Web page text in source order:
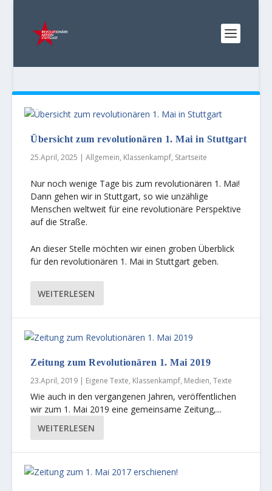
Übersicht zum revolutionären 1. Mai in Stuttgart
25.April, 2025 |Allgemein, Klassenkampf, Startseite
Nur noch wenige Tage bis zum revolutionären 1. Mai!
Dann gehen wir in Stuttgart, so wie unzählige
Menschen weltweit für eine revolutionäre Perspektive
auf die Straße.
An dieser Stelle möchten wir einen groben Überblick
für den revolutionären 1. Mai in Stuttgart geben.
WEITERLESEN
Zeitung zum Revolutionären 1. Mai 2019
23.April, 2019 | Eigene Texte, Klassenkampf, Medien,Texte
Wie auch in den vergangenen Jahren, veröffentlichen
wir zum 1. Mai 2019 eine gemeinsame Zeitung,...
WEITERLESEN